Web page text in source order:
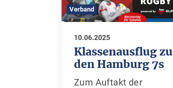
Verband
10.06.2025
Klassenausflug zu
den Hamburg 7s
Zum Auftakt der